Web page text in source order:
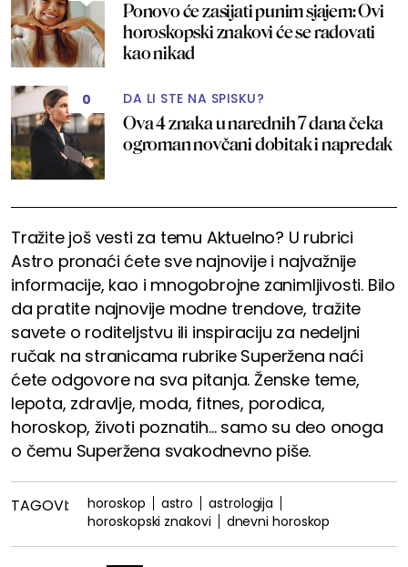
Ponovo će zasijati punim sjajem: Ovi
horoskopski znakovi će se radovati
kao nikad
0 DA LI STE NA SPISKU?
Ova 4 znaka u narednih 7 dana čeka
ogroman novčani dobitak i napredak
Tražite još vesti za temu Aktuelno? U rubrici
Astro pronaći ćete sve najnovije i najvažnije
informacije, kao i mnogobrojne zanimljivosti. Bilo
da pratite najnovije modne trendove, tražite
savete o roditeljstvu ili inspiraciju za nedeljni
ručak na stranicama rubrike Superžena naći
ćete odgovore na sva pitanja. Ženske teme,
lepota, zdravlje, moda, fitnes, porodica,
horoskop, životi poznatih... samo su deo onoga
o čemu Superžena svakodnevno piše.
TAGOVI: horoskop astro
astrologija
horoskopski znakovi
dnevni horoskop